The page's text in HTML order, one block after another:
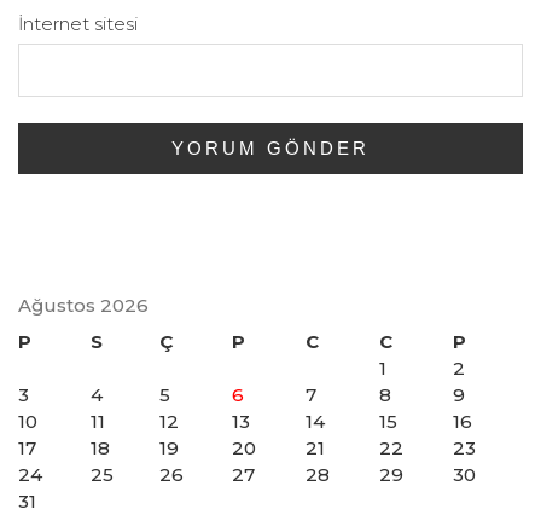
İnternet sitesi
Ağustos 2026
P
S Ç P C C
P
1
2
3
4 5 6 7 8
9
10
11 12 13 14 15
16
17
18 19 20 21 22
23
24
25 26 27 28 29
30
31